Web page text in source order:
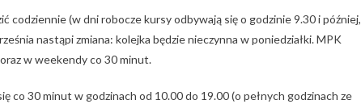
codziennie (w dni robocze kursy odbywają się o godzinie 9.30 i później,
nastąpi zmiana: kolejka będzie nieczynna w poniedziałki. MPK
w weekendy co 30 minut.
co 30 minut w godzinach od 10.00 do 19.00 (o pełnych godzinach ze